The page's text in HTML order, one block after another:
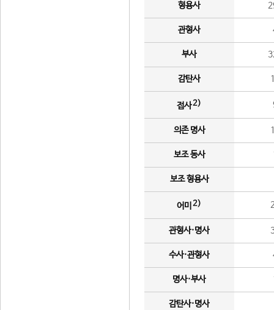
형용사
관형사
부사
감탄사
접사2)
의존 명사
보조 동사
보조 형용사
어미 2)
관형사·명사
수사·관형사
명사·부사
감탄사·명사